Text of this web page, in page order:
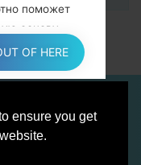
ensure you get
поможет
основу,
и в
договора.
OF HERE